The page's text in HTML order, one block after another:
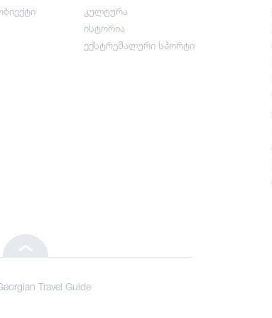
კულტურა
ისტორია
ექსტრემალური სპორტი
Travel Guide